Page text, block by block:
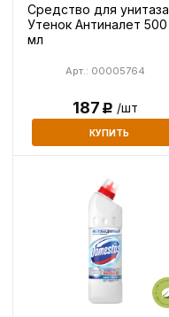
Средство для унитаза
Утенок Антиналет 500
мл
Арт.: 00005764
187Р /шт
КУПИТЬ